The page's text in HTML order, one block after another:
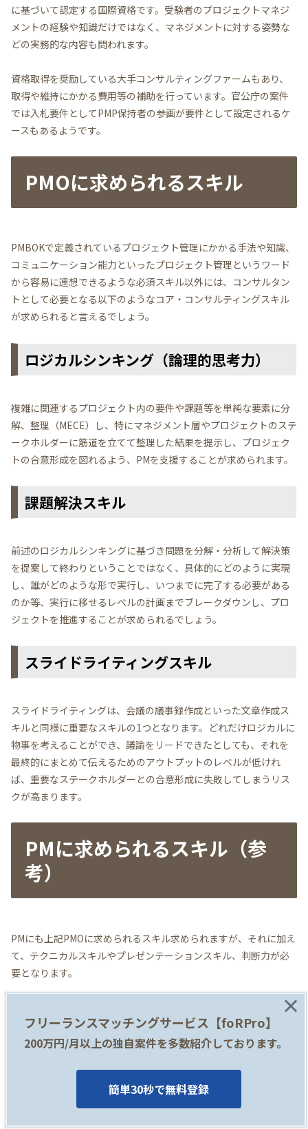
に基づいて認定する国際資格です。受験者のプロジェクトマネジ
メントの経験や知識だけではなく、マネジメントに対する姿勢な
どの実務的な内容も問われます。
資格取得を奨励している大手コンサルティングファームもあり、
取得や維持にかかる費用等の補助を行っています。官公庁の案件
では入札要件としてPMP保持者の参画が要件として設定されるケ
ースもあるようです。
PMOに求められるスキル
PMBOKで定義されているプロジェクト管理にかかる手法や知識、
コミュニケーション能力といったプロジェクト管理というワード
から容易に連想できるような必須スキル以外には、コンサルタン
トとして必要となる以下のようなコア・コンサルティングスキル
が求められると言えるでしょう。
ロジカルシンキング（論理的思考力）
複雑に関連するプロジェクト内の要件や課題等を単純な要素に分
解、整理（MECE）し、特にマネジメント層やプロジェクトのステ
ークホルダーに筋道を立てて整理した結果を提示し、プロジェク
トの合意形成を図れるよう、PMを支援することが求められます。
課題解決スキル
前述のロジカルシンキングに基づき問題を分解・分析して解決策
を提案して終わりということではなく、具体的にどのように実現
し、誰がどのような形で実行し、いつまでに完了する必要がある
のか等、実行に移せるレベルの計画までブレークダウンし、プロ
ジェクトを推進することが求められるでしょう。
スライドライティングスキル
スライドライティングは、会議の議事録作成といった文章作成ス
キルと同様に重要なスキルの1つとなります。どれだけロジカルに
物事を考えることができ、議論をリードできたとしても、それを
最終的にまとめて伝えるためのアウトプットのレベルが低けれ
ば、重要なステークホルダーとの合意形成に失敗してしまうリス
クが高まります。
PMに求められるスキル（参
考）
PMにも上記PMOに求められるスキル求められますが、それに加え
て、テクニカルスキルやプレゼンテーションスキル、判断力が必
要となります。
テクニカルスキル
コストの算出や要員計画等を緻密に策定するためには、各フェー
フリーランスマッチングサービス【foRPro】
200万円/月以上の独自案件を多数紹介しております。
簡単30秒で無料登録
×